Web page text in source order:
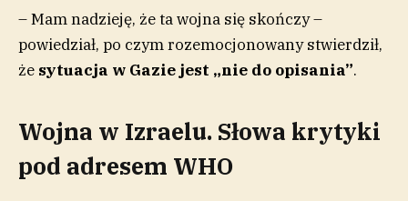
– Mam nadzieję, że ta wojna się skończy –
powiedział, po czym rozemocjonowany stwierdził,
że sytuacja w Gazie jest „nie do opisania”.
Wojna w Izraelu. Słowa krytyki
pod adresem WHO